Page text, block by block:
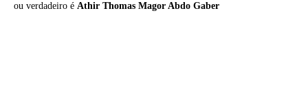
ou verdadeiro é Athir Thomas Magor Abdo Gaber